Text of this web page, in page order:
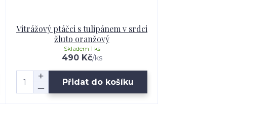
Vitrážový ptáčci s tulipánem v srdci
žluto oranžový
490 Kč/ks
Skladem 1 ks
Přidat do košíku